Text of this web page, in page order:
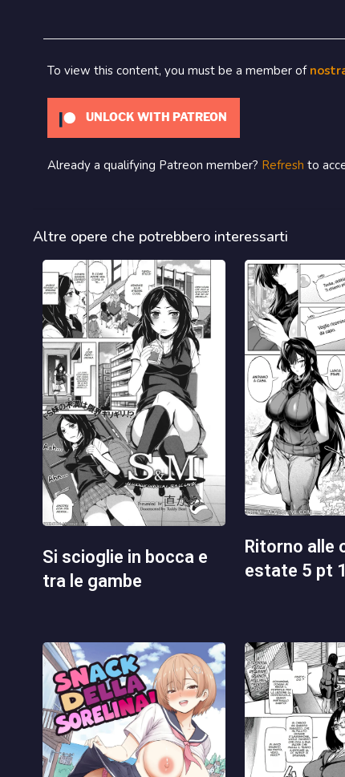
To view this content, you must be a member of
UNLOCK WITH PATREON
Already a qualifying Patreon member? Refresh to
Altre opere che potrebbero interessarti
si scioglie in bocca e
tra le gambe
ritorno alle origini in
estate 5 pt 1